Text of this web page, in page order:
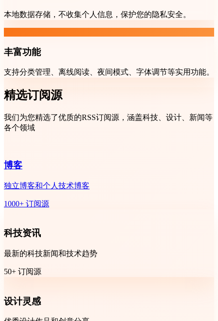
本地数据存储，不收集个人信息，保护您的隐私安全。
丰富功能
支持分类管理、离线阅读、夜间模式、字体调节等实用功能。
精选订阅源
我们为您精选了优质的RSS订阅源，涵盖科技、设计、新闻等
各个领域
博客
独立博客和个人技术博客
1000+ 订阅源
科技资讯
最新的科技新闻和技术趋势
50+ 订阅源
设计灵感